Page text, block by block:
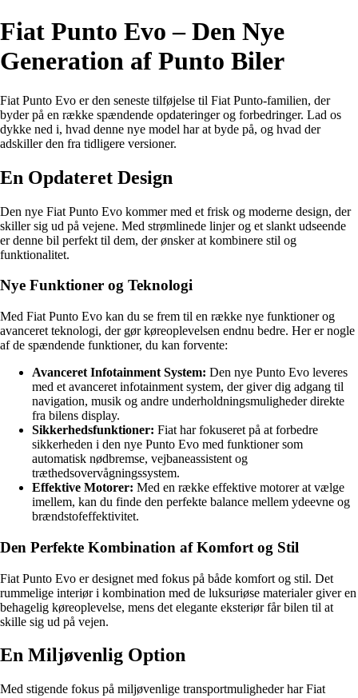
Fiat Punto Evo – Den Nye
Generation af Punto Biler
Fiat Punto Evo er den seneste tilføjelse til Fiat Punto-familien, der
byder på en række spændende opdateringer og forbedringer. Lad os
dykke ned i, hvad denne nye model har at byde på, og hvad der
adskiller den fra tidligere versioner.
En Opdateret Design
Den nye Fiat Punto Evo kommer med et frisk og moderne design, der
skiller sig ud på vejene. Med strømlinede linjer og et slankt udseende
er denne bil perfekt til dem, der ønsker at kombinere stil og
funktionalitet.
Nye Funktioner og Teknologi
Med Fiat Punto Evo kan du se frem til en række nye funktioner og
avanceret teknologi, der gør køreoplevelsen endnu bedre. Her er nogle
af de spændende funktioner, du kan forvente:
Avanceret Infotainment System: Den nye Punto Evo leveres
med et avanceret infotainment system, der giver dig adgang til
navigation, musik og andre underholdningsmuligheder direkte
fra bilens display.
Sikkerhedsfunktioner: Fiat har fokuseret på at forbedre
sikkerheden i den nye Punto Evo med funktioner som
automatisk nødbremse, vejbaneassistent og
træthedsovervågningssystem.
Effektive Motorer: Med en række effektive motorer at vælge
imellem, kan du finde den perfekte balance mellem ydeevne og
brændstofeffektivitet.
Den Perfekte Kombination af Komfort og Stil
Fiat Punto Evo er designet med fokus på både komfort og stil. Det
rummelige interiør i kombination med de luksuriøse materialer giver en
behagelig køreoplevelse, mens det elegante eksteriør får bilen til at
skille sig ud på vejen.
En Miljøvenlig Option
Med stigende fokus på miljøvenlige transportmuligheder har Fiat